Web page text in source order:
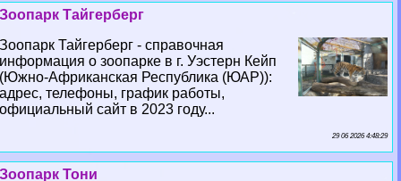
Зоопарк Тайгерберг
Зоопарк Тайгерберг - справочная
информация о зоопарке в г. Уэстерн Кейп
(Южно-Африканская Республика (ЮАР)):
адрес, телефоны, график работы,
официальный сайт в 2023 году...
29 06 2026 4:48:29
Зоопарк Тони